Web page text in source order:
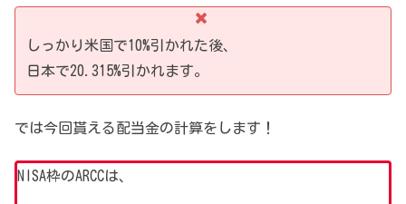
しっかり米国で10%引かれた後、
日本で20.315%引かれます。
では今回貰える配当金の計算をします！
NISA枠のARCCは、